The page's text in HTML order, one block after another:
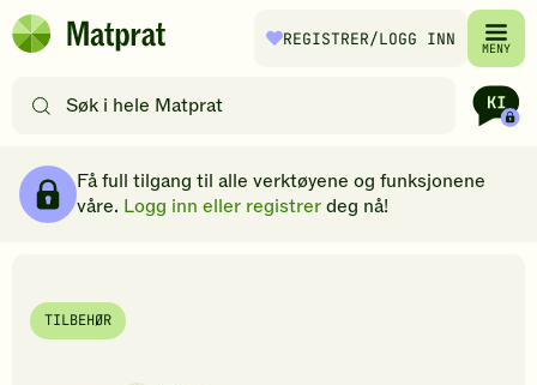
Hopp til hovedinnhold
Matprat
REGISTRER/LOGG INN MENY
etter
filtre
Få full tilgang til alle verktøyene og funksjonene
våre. Logg inn eller registrerdeg nå!
TILBEHØR